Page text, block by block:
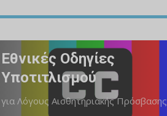
Εθνικές Οδηγίες
Υποτιτλισμού
για Λόγους Αισθητηριακής Πρόσβασης